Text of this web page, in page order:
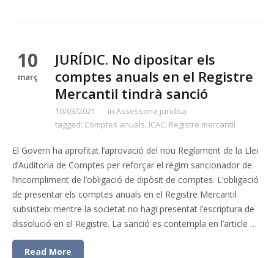
10
març
JURÍDIC. No dipositar els
comptes anuals en el Registre
Mercantil tindrà sanció
10/03/2021 in Assessoria jurídica
tagged: Comptes anuals, ICAC, Registre mercantil
El Govern ha aprofitat l’aprovació del nou Reglament de la Llei
d’Auditoria de Comptes per reforçar el règim sancionador de
l’incompliment de l’obligació de dipòsit de comptes. L’obligació
de presentar els comptes anuals en el Registre Mercantil
subsisteix mentre la societat no hagi presentat l’escriptura de
dissolució en el Registre. La sanció es contempla en l’article …
Read More